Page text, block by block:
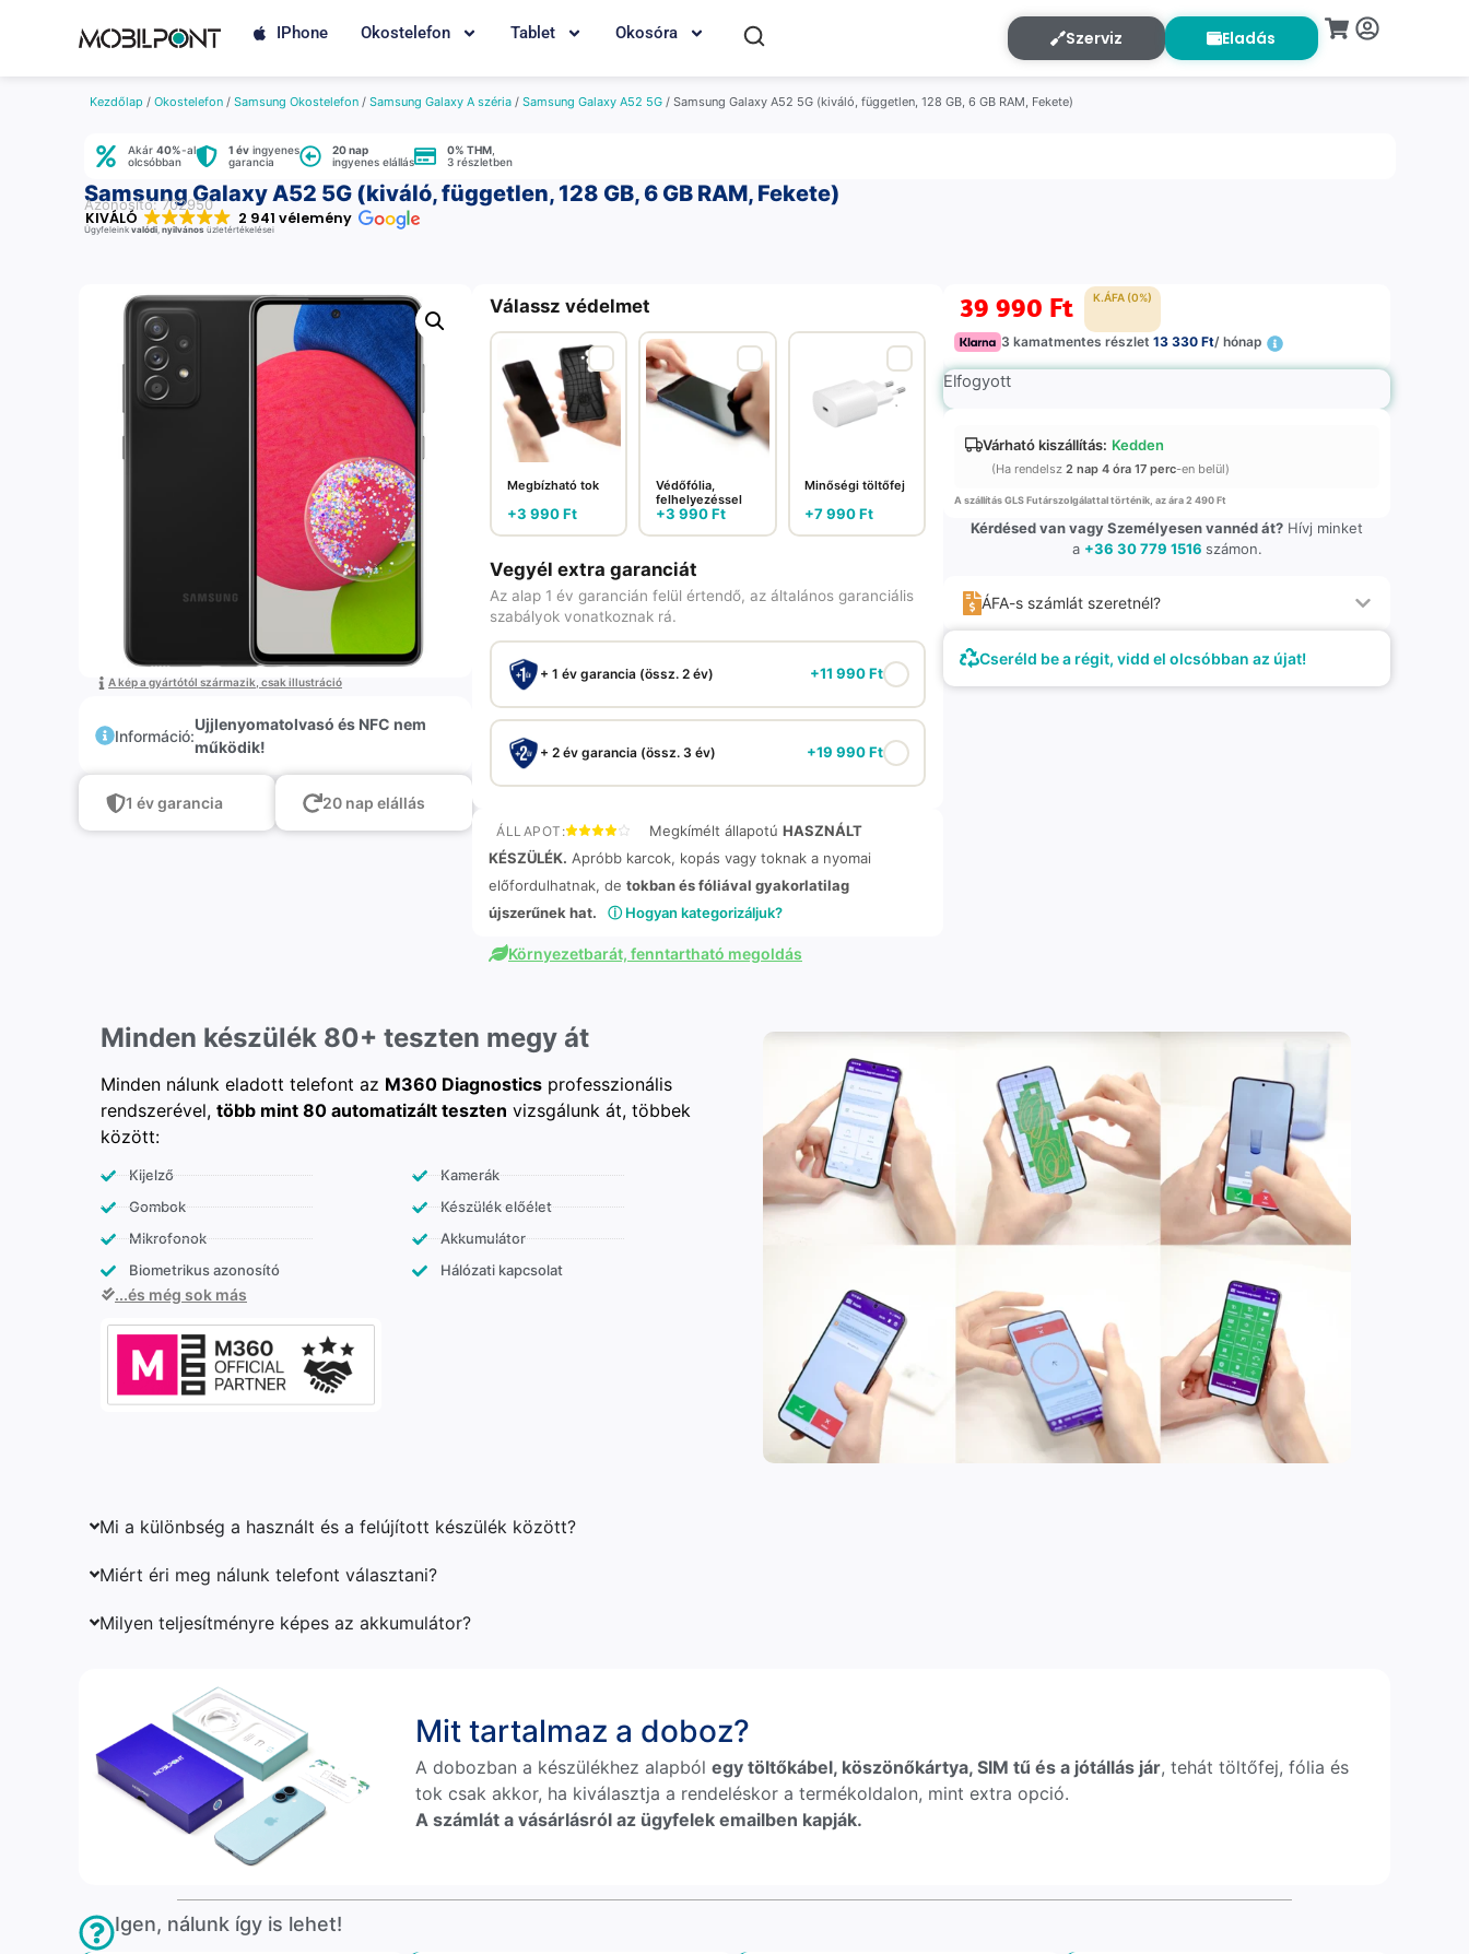
IPhone Okostelefon Tablet Okosóra Szerviz Eladás
Kezdőlap / Okostelefon / Samsung Okostelefon / Samsung Galaxy A széria / Samsung Galaxy A52 5G / Samsung Galaxy A52 5G (kiváló, független, 128 GB, 6 GB RAM, Fekete)
Akár 40%-al
olcsóbban
1 év ingyenes
garancia
20 nap
ingyenes elállás
0% THM
3 részletben
Samsung Galaxy A52 5G (kiváló, független, 128 GB, 6 GB RAM, Fekete)
Azonosító: 702950
KIVÁLÓ 2 941 vélemény
Ügyfeleink valódi, nyilvános üzletértékelései
A kép a gyártótól származik, csak illustráció
Információ:
Ujjlenyomatolvasó és NFC nem
működik!
1 év garancia 20 nap elállás
Válassz védelmet
Megbízható tok
+3 990Ft
Védőfólia,
felhelyezéssel
+3 990Ft
Minőségi töltőfej
+7 990Ft
Vegyél extra garanciát
Az alap 1 év garancián felül értendő, az általános garanciális
szabályok vonatkoznak rá.
+ 1 év garancia (össz. 2 év) +11 990Ft
+ 2 év garancia (össz. 3 év) +19 990Ft
ÁLLAPOT: Megkímélt állapotú HASZNÁLT
KÉSZÜLÉK. Apróbb karcok, kopás vagy toknak a nyomai
előfordulhatnak, de tokban és fóliával gyakorlatilag
újszerűnek hat.
ⓘ Hogyan kategorizáljuk?
Környezetbarát, fenntartható megoldás
39 990 Ft K.ÁFA (0%)
3 kamatmentes részlet13 330 Ft/ hónap
Elfogyott
Várható kiszállítás: Kedden
(Ha rendelsz2 nap 4 óra 17 perc-en belül)
A szállítás GLS Futárszolgálattal történik, az ára 2 490 Ft
Kérdésed van vagy Személyesen vannéd át? Hívj minket
a +36 30 779 1516 számon.
ÁFA-s számlát szeretnél?
Cseréld be a régit, vidd el olcsóbban az újat!
Minden készülék 80+ teszten megy át
Minden nálunk eladott telefont az M360 Diagnostics professzionális
rendszerével, több mint 80 automatizált teszten vizsgálunk át, többek
között:
Kijelző
Gombok
Mikrofonok
Biometrikus azonosító
Kamerák
Készülék előélet
Akkumulátor
Hálózati kapcsolat
...és még sok más
Mi a különbség a használt és a felújított készülék között?
Miért éri meg nálunk telefont választani?
Milyen teljesítményre képes az akkumulátor?
Mit tartalmaz a doboz?
A dobozban a készülékhez alapbólegy töltőkábel, köszönőkártya, SIM tű és a jótállás jár, tehát töltőfej, fólia és
tok csak akkor, ha kiválasztja a rendeléskor a termékoldalon, mint extra opció.
A számlát a vásárlásról az ügyfelek emailben kapják.
Igen, nálunk így is lehet!